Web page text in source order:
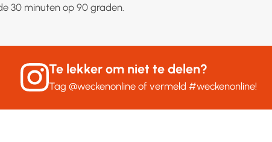
30 minuten op 90 graden.
Te lekker om niet te delen?
Tag@weckenonline of vermeld#weckenonline!